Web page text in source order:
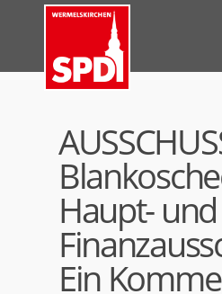
Haupt- und
Ein